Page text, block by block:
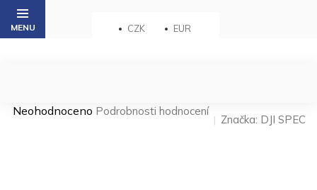
Přejít
obsah
CZK EUR
Průměrné
Neohodnoceno Podrobnosti hodnocení
Značka: DJI SPEC